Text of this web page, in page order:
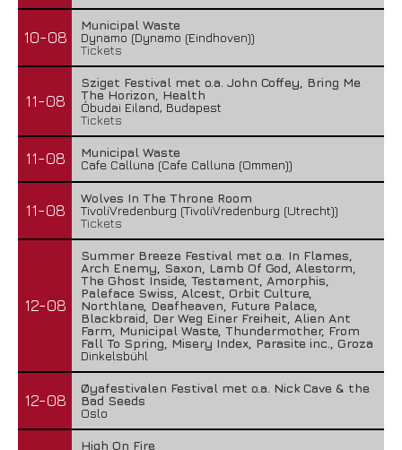
10-08
Municipal Waste
Dynamo (Dynamo (Eindhoven))
Tickets
11-08
Sziget Festival met o.a. John Coffey, Bring Me
The Horizon, Health
Óbudai Eiland, Budapest
Tickets
11-08
Municipal Waste
Cafe Calluna (Cafe Calluna (Ommen))
11-08
Wolves In The Throne Room
TivoliVredenburg (TivoliVredenburg (Utrecht))
Tickets
12-08
Summer Breeze Festival met o.a. In Flames,
Arch Enemy, Saxon, Lamb Of God, Alestorm,
The Ghost Inside, Testament, Amorphis,
Paleface Swiss, Alcest, Orbit Culture,
Northlane, Deafheaven, Future Palace,
Blackbraid, Der Weg Einer Freiheit, Alien Ant
Farm, Municipal Waste, Thundermother, From
Fall To Spring, Misery Index, Parasite inc., Groza
Dinkelsbühl
12-08
Øyafestivalen Festival met o.a. Nick Cave & the
Bad Seeds
Oslo
High On Fire